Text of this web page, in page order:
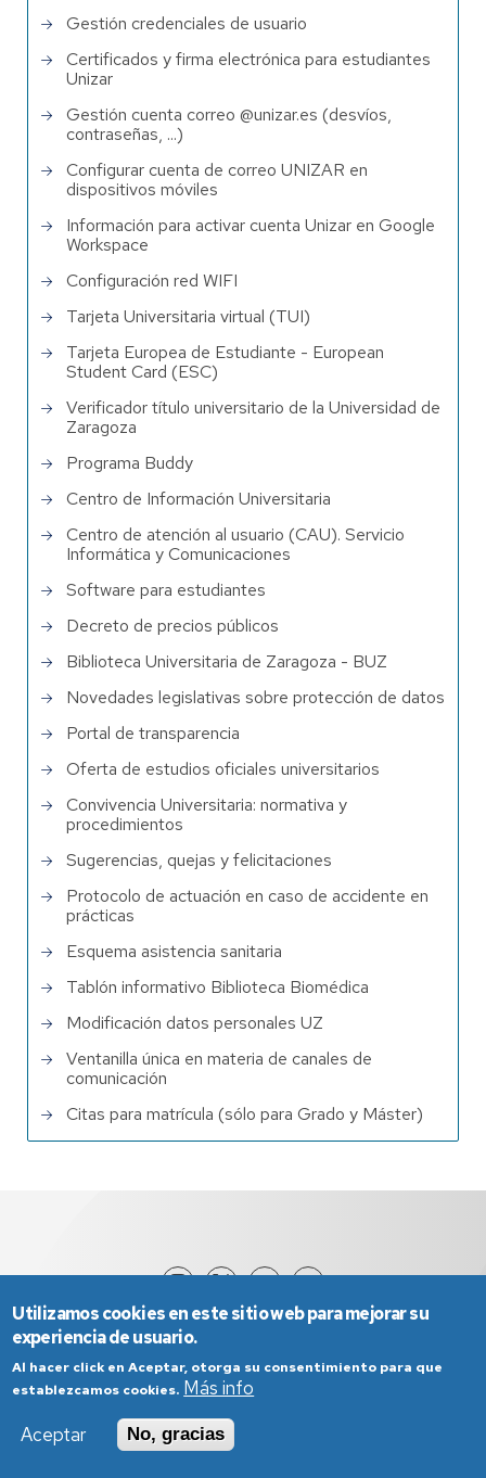
Gestión credenciales de usuario
Certificados y firma electrónica para estudiantes
Unizar
Gestión cuenta correo @unizar.es (desvíos,
contraseñas, ...)
Configurar cuenta de correo UNIZAR en
dispositivos móviles
Información para activar cuenta Unizar en Google
Workspace
Configuración red WIFI
Tarjeta Universitaria virtual (TUI)
Tarjeta Europea de Estudiante - European
Student Card (ESC)
Verificador título universitario de la Universidad de
Zaragoza
Programa Buddy
Centro de Información Universitaria
Centro de atención al usuario (CAU). Servicio
Informática y Comunicaciones
Software para estudiantes
Decreto de precios públicos
Biblioteca Universitaria de Zaragoza - BUZ
Novedades legislativas sobre protección de datos
Portal de transparencia
Oferta de estudios oficiales universitarios
Convivencia Universitaria: normativa y
procedimientos
Sugerencias, quejas y felicitaciones
Protocolo de actuación en caso de accidente en
prácticas
Esquema asistencia sanitaria
Tablón informativo Biblioteca Biomédica
Modificación datos personales UZ
Ventanilla única en materia de canales de
comunicación
Citas para matrícula (sólo para Grado y Máster)
Aviso Legal
Condiciones generales de uso
Política de Privacidad
Utilizamos cookies en este sitio web para mejorar su
experiencia de usuario.
Al hacer click en Aceptar, otorga su consentimiento para que
establezcamos cookies. Más info
Aceptar
No, gracias